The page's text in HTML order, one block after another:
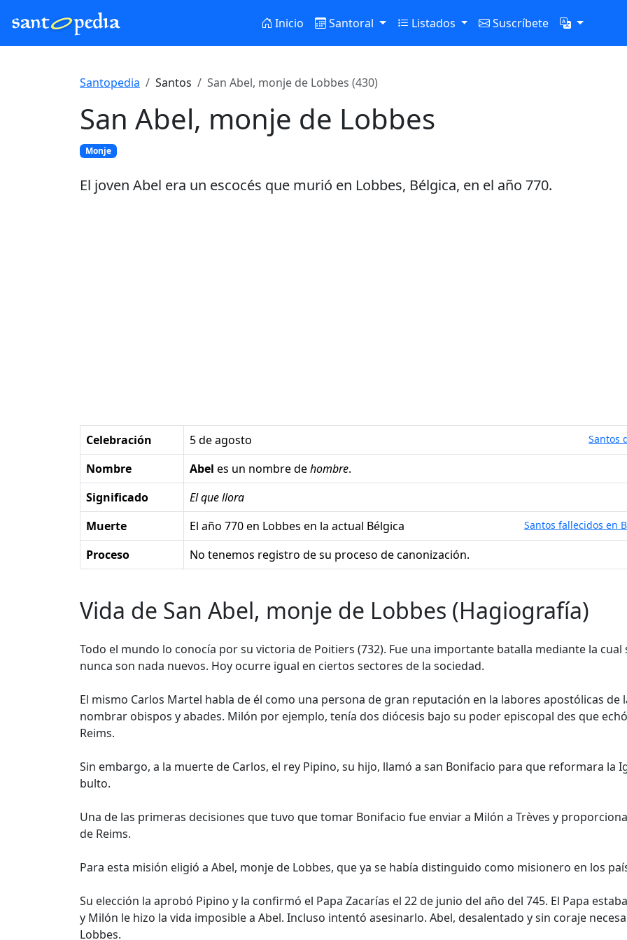
Inicio Santoral Listados Suscríbete
Santopedia Santos San Abel, monje de Lobbes (430)
San Abel, monje de Lobbes
Monje
El joven Abel era un escocés que murió en Lobbes, Bélgica, en el año 770.
Celebración 5 de agosto Santos
Nombre Abel es un nombre dehombre.
Significado
El que llora
Muerte
el año 770 en Lobbes en la actual Bélgica Santos fallecidos en
Proceso No tenemos registro de su proceso de canonización.
Vida de San Abel, monje de Lobbes (Hagiografía)
Todo el mundo lo conocía por su victoria de Poitiers (732). Fue una importante batalla mediante la cual
nunca son nada nuevos. Hoy ocurre igual en ciertos sectores de la sociedad.
El mismo Carlos Martel habla de él como una persona de gran reputación en la labores apostólicas de
nombrar obispos y abades. Milón por ejemplo, tenía dos diócesis bajo su poder episcopal des que
Reims.
Sin embargo, a la muerte de Carlos, el rey Pipino, su hijo, llamó a san Bonifacio para que reformara la
bulto.
Una de las primeras decisiones que tuvo que tomar Bonifacio fue enviar a Milón a Trèves y
de Reims.
Para esta misión eligió a Abel, monje de Lobbes, que ya se había distinguido como misionero en los
Su elección la aprobó Pipino y la confirmó el Papa Zacarías el 22 de junio del año del 745. El Papa
y Milón le hizo la vida imposible a Abel. Incluso intentó asesinarlo. Abel, desalentado y sin coraje
Lobbes.